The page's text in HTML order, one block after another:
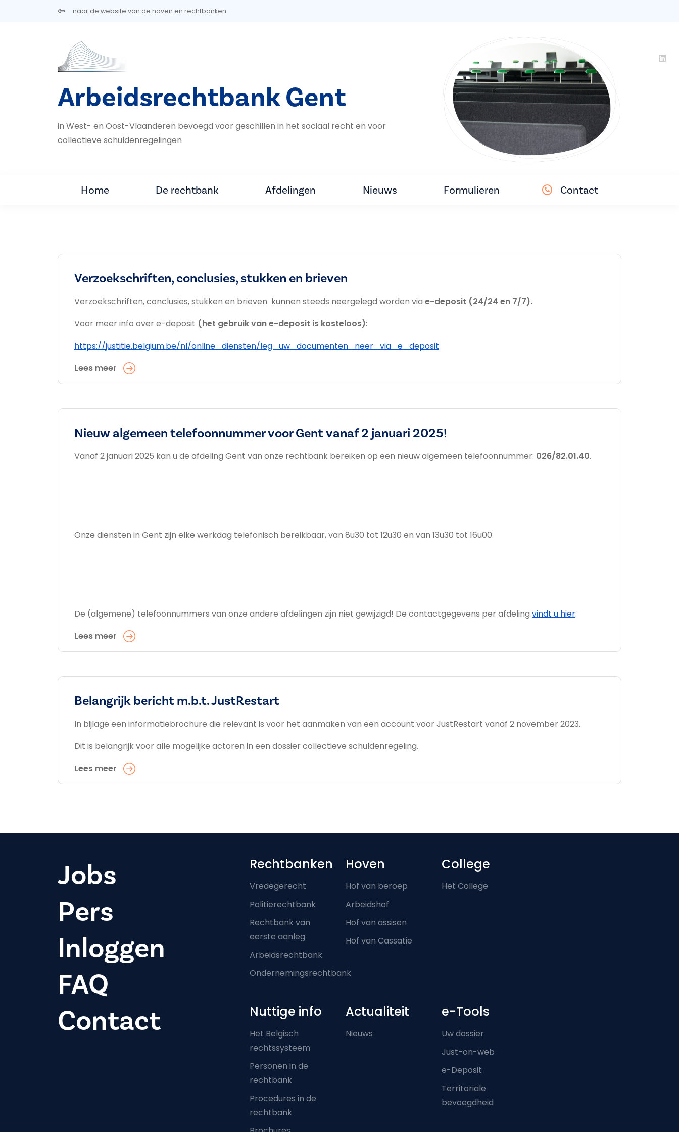
Overslaan en naar de inhoud gaannaar de website van de hoven en rechtbanken
Arbeidsrechtbank Gent
in West- en Oost-Vlaanderen bevoegd voor geschillen in het sociaal recht en voor
collectieve schuldenregelingen
Home De rechtbank Afdelingen Nieuws Formulieren Contact
Verzoekschriften, conclusies, stukken en brieven
Verzoekschriften, conclusies, stukken en brieven kunnen steeds neergelegd worden via e-deposit (24/24 en 7/7).
Voor meer info over e-deposit (het gebruik van e-deposit is kosteloos):
https://justitie.belgium.be/nl/online_diensten/leg_uw_documenten_neer_via_e_deposit
Lees meer
Nieuw algemeen telefoonnummer voor Gent vanaf 2 januari 2025!
Vanaf 2 januari 2025 kan u de afdeling Gent van onze rechtbank bereiken op een nieuw algemeen telefoonnummer: 026/82.01.40.
Onze diensten in Gent zijn elke werkdag telefonisch bereikbaar, van 8u30 tot 12u30 en van 13u30 tot 16u00.
De (algemene) telefoonnummers van onze andere afdelingen zijn niet gewijzigd! De contactgegevens per afdeling vindt u hier.
Lees meer
Belangrijk bericht m.b.t. JustRestart
In bijlage een informatiebrochure die relevant is voor het aanmaken van een account voor JustRestart vanaf 2 november 2023.
Dit is belangrijk voor alle mogelijke actoren in een dossier collectieve schuldenregeling.
Lees meer
Jobs
Pers
Inloggen
FAQ
Contact
Footer-menu
Rechtbanken
Vredegerecht
Politierechtbank
Rechtbank van
eerste aanleg
Arbeidsrechtbank
Ondernemingsrechtbank
Hoven
Hof van beroep
Arbeidshof
Hof van assisen
Hof van Cassatie
College
Het College
Nuttige info
Het Belgisch
rechtssysteem
Personen in de
rechtbank
Procedures in de
rechtbank
Actualiteit
Nieuws
e-Tools
Uw dossier
Just-on-web
e-Deposit
Territoriale
bevoegdheid